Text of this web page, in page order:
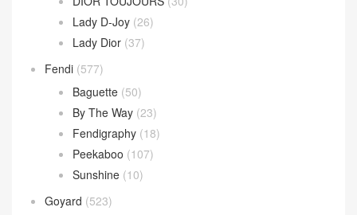
30 Montaigne(9)
Dior Bobby (4)
Dior Book Tote
Dior Caro
Dior Groove(1)
Dior Saddle(1)
DIOR TOUJOURS
Lady D-Joy(26)
Lady Dior (37)
Fendi(577)